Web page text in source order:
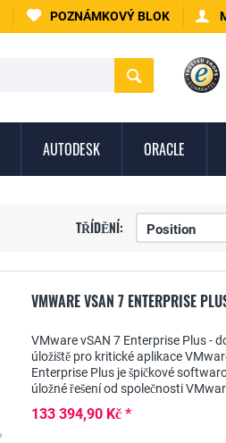
POZNÁMKOVÝ BLOK
AUTODESK ORACLE
TŘÍDĚNÍ:
VMWARE VSAN 7 ENTERPRISE
VMware vSAN 7 Enterprise Plus -
úložiště pro kritické aplikace
Enterprise Plus je špičkové
úložné řešení od společnosti
133 394,90 Kč *